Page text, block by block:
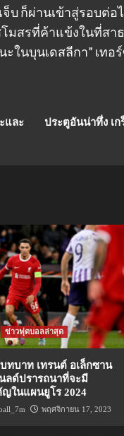
บ ก็ผ่านเข้าสู่รอบต่
มสรที่ค้าแข้งในที่สา
ในบุนเดสลีกา” เท
และ
ประตูอันน่าทึ่ง เก
ข่าวฟุตบอลล่าสุด
ทบาท เทรนต์ อเล็กซาน
ลด์ปรารถนาที่จะมี
ในแผนยูโร 2024
พฤศจิกายน 17, 2023